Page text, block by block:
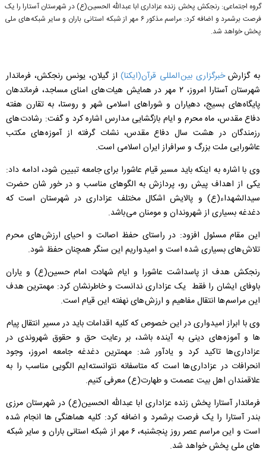
گروه اجتماعی: رنجکش پخش زنده عزاداری ابا عبدالله الحسین(ع) در شهرستان آستارا را یک
فرصت برشمرد و اضافه کرد: مراسم مذکور ۶ مهر از شبکه استانی باران و سایر شبکه های ملی
پخش خواهد شد.
به گزارشخبرگزاری بین المللی قرآن(ایکنا)از گیلان، یونس رنجکش، فرماندار
شهرستان آستارا امروز، ۲ مهر در همایش هیات های امنای مساجد، فرماندهان
پایگاه های بسیج، دهیاران و شوراهای اسلامی شهر و روستا، به تقارن هفته
دفاع مقدس، ماه محرم و ایام بازگشایی مدارس اشاره کرد و گفت: رشادت های
رزمندگان در هشت سال دفاع مقدس، نشات گرفته از آموزه های مکتب
عاشورایی ملت بزرگ و سرافراز ایران اسلامی است.
وی با اشاره به اینکه باید مسیر قیام عاشورا برای جامعه تبیین شود، ادامه داد:
یکی از اهداف پیش رو، پردازش به الگوهای مناسب و در خور شان حضرت
سیدالشهداء(ع) و پالایش اشکال مختلف عزاداری در شهرستان است که
دغدغه بسیاری از شهروندان و مومنان می باشد.
این مقام مسئول افزود: در راستای حفظ اصالت و احیای ارزش های محرم
تلاش های بسیاری شده است و امیدواریم این سنگر همچنان حفظ شود.
رنجکش هدف از پاسداشت عاشورا و ایام شهادت امام حسین(ع) و یاران
باوفای ایشان را فقط یک عزاداری ندانست و خاطرنشان کرد: مهمترین هدف
این مراسم ها انتقال مفاهیم و ارزش های نهفته این قیام است.
وی با ابراز امیدواری در این خصوص که کلیه اقدامات باید در مسیر انتقال پیام
ها و آموزه های دینی به آینده باشد، بر رعایت حق و حقوق شهروندی در
عزاداری ها تاکید کرد و یادآور شد: مهمترین دغدغه جامعه امروز، وجود
انحرافات در عزاداری ها است که متاسفانه نتوانسته ایم الگویی مناسب را به
علاقمندان اهل بیت عصمت و طهارت(ع) معرفی کنیم.
فرماندار آستارا پخش زنده عزاداری ابا عبدالله الحسین(ع) در شهرستان مرزی
بندر آستارا را یک فرصت برشمرد و اضافه کرد: کلیه هماهنگی ها انجام شده
است و این مراسم عصر روز پنجشنبه، ۶ مهر از شبکه استانی باران و سایر شبکه
های ملی پخش خواهد شد.